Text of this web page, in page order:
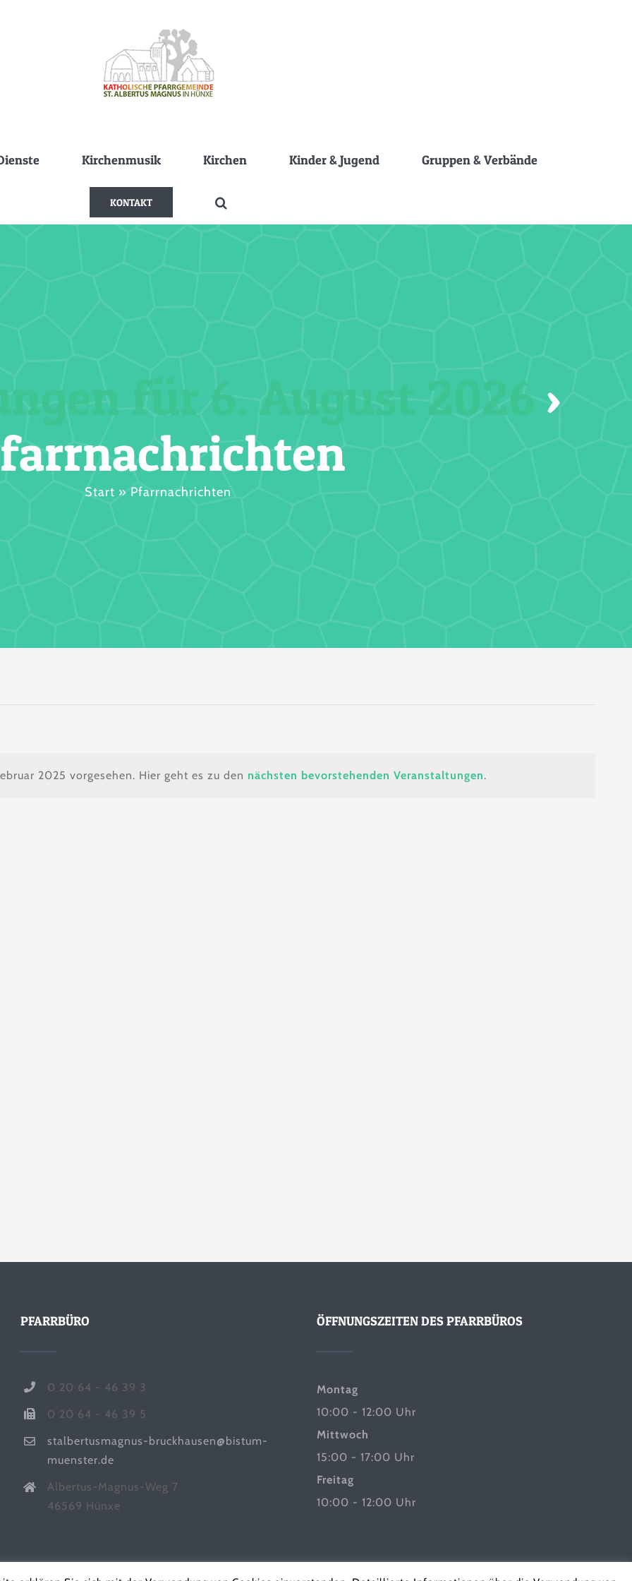
Kirchenmusik Kirchen Kinder & Jugend Gruppen & Verbände
KONTAKT
für 6. August 2026 ›
Start » Pfarrnachrichten
Hinweis
2025 vorgesehen. Hier geht es zu den nächsten bevorstehenden Veranstaltungen.
PFARRBÜRO
0 20 64 - 46 39 3
0 20 64 - 46 39 5
stalbertusmagnus-bruckhausen@bistum-
muenster.de
Albertus-Magnus-Weg 7
46569 Hünxe
ÖFFNUNGSZEITEN DES PFARRBÜROS
Montag
10:00 - 12:00 Uhr
Mittwoch
15:00 - 17:00 Uhr
Freitag
10:00 - 12:00 Uhr